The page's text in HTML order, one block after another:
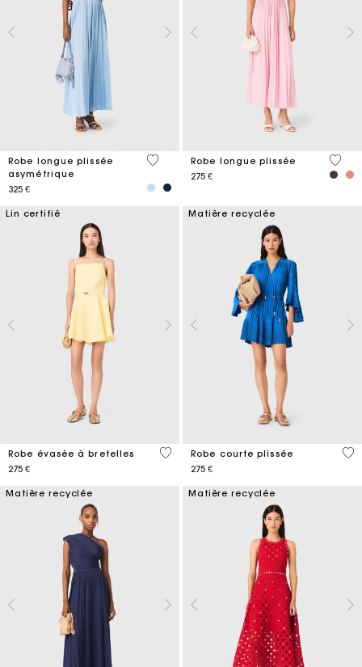
Robe longue plissée
asymétrique
325 €
5 out of 5 Customer Rating
Robe longue plissée
275 €
4,7
Lin certifié
Robe évasée à bretelles
275 €
5 out of 5 Customer Rating
Matière recyclée
Robe courte plissée
275 €
3,3
Matière recyclée Matière recyclée